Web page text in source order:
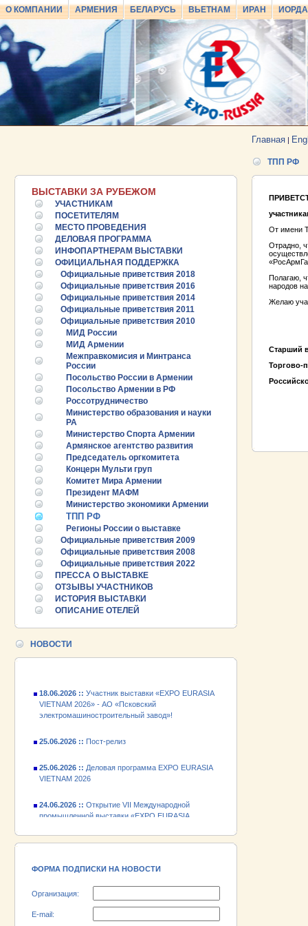
О КОМПАНИИ АРМЕНИЯ БЕЛАРУСЬ ВЬЕТНАМ ИРАН
Главная |
ВЫСТАВКИ ЗА РУБЕЖОМ
УЧАСТНИКАМ
ПОСЕТИТЕЛЯМ
МЕСТО ПРОВЕДЕНИЯ
ДЕЛОВАЯ ПРОГРАММА
ИНФОПАРТНЕРАМ ВЫСТАВКИ
ОФИЦИАЛЬНАЯ ПОДДЕРЖКА
Официальные приветствия 2018
Официальные приветствия 2016
Официальные приветствия 2014
Официальные приветствия 2011
Официальные приветствия 2010
МИД России
МИД Армении
Межправкомисия и Минтранса
России
Посольство России в Армении
Посольство Армении в РФ
Россотрудничество
Министерство образования и науки
РА
Министерство Спорта Армении
Армянское агентство развития
Председатель оргкомитета
Концерн Мульти груп
Комитет Мира Армении
Президент МАФМ
Министерство экономики Армении
ТПП РФ
Регионы России о выставке
Официальные приветствия 2009
Официальные приветствия 2008
Официальные приветствия 2022
ПРЕССА О ВЫСТАВКЕ
ОТЗЫВЫ УЧАСТНИКОВ
ИСТОРИЯ ВЫСТАВКИ
ОПИСАНИЕ ОТЕЛЕЙ
НОВОСТИ
25.06.2026 ::Пост-релиз
25.06.2026 ::Деловая программа EXPO EURASIA
VIETNAM 2026
24.06.2026 ::Открытие VII Международной
промышленной выставки «EXPO EURASIA
VIETNAM 2026» - АО «Псковский
электромашиностроительный завод»!
VIETNAM 2026
промышленной выставки «EXPO EURASIA
VIETNAM 2026»
ФОРМА ПОДПИСКИ НА НОВОСТИ
Организация:
E-mail:
ТПП РФ
От имени
Отрадно,
Полагаю,
народов
Желаю
Старший
Торгово-